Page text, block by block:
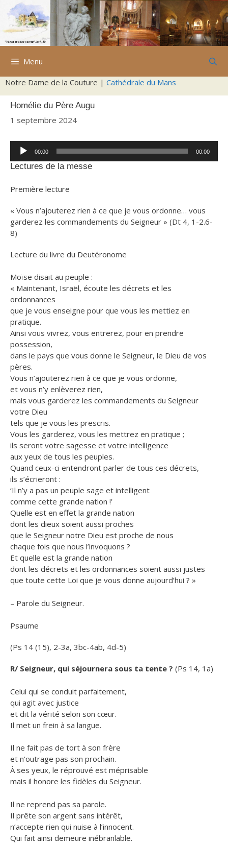
Aller
contenu
Menu
Notre Dame de la Couture | Cathédrale du Mans
Homélie du Père Augu
1 septembre 2024
Lecteur
audio
00:00 00:00
Lectures de la messe
Première lecture
« Vous n’ajouterez rien à ce que je vous ordonne… vous
garderez les commandements du Seigneur » (Dt 4, 1-2.6-
8)
Lecture du livre du Deutéronome
Moïse disait au peuple :
« Maintenant, Israël, écoute les décrets et les
ordonnances
que je vous enseigne pour que vous les mettiez en
pratique.
Ainsi vous vivrez, vous entrerez, pour en prendre
possession,
dans le pays que vous donne le Seigneur, le Dieu de vos
pères.
Vous n’ajouterez rien à ce que je vous ordonne,
et vous n’y enlèverez rien,
mais vous garderez les commandements du Seigneur
votre Dieu
tels que je vous les prescris.
Vous les garderez, vous les mettrez en pratique ;
ils seront votre sagesse et votre intelligence
aux yeux de tous les peuples.
Quand ceux-ci entendront parler de tous ces décrets,
ils s’écrieront :
‘Il n’y a pas un peuple sage et intelligent
comme cette grande nation !’
Quelle est en effet la grande nation
dont les dieux soient aussi proches
que le Seigneur notre Dieu est proche de nous
chaque fois que nous l’invoquons ?
Et quelle est la grande nation
dont les décrets et les ordonnances soient aussi justes
que toute cette Loi que je vous donne aujourd’hui ? »
– Parole du Seigneur.
Psaume
(Ps 14 (15), 2-3a, 3bc-4ab, 4d-5)
R/ Seigneur, qui séjournera sous ta tente ? (Ps 14, 1a)
Celui qui se conduit parfaitement,
qui agit avec justice
et dit la vérité selon son cœur.
Il met un frein à sa langue.
Il ne fait pas de tort à son frère
et n’outrage pas son prochain.
À ses yeux, le réprouvé est méprisable
mais il honore les fidèles du Seigneur.
Il ne reprend pas sa parole.
Il prête son argent sans intérêt,
n’accepte rien qui nuise à l’innocent.
Qui fait ainsi demeure inébranlable.